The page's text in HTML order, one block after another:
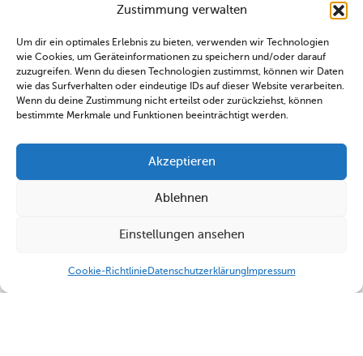
Zustimmung verwalten
Um dir ein optimales Erlebnis zu bieten, verwenden wir Technologien
wie Cookies, um Geräteinformationen zu speichern und/oder darauf
zuzugreifen. Wenn du diesen Technologien zustimmst, können wir Daten
wie das Surfverhalten oder eindeutige IDs auf dieser Website verarbeiten.
Wenn du deine Zustimmung nicht erteilst oder zurückziehst, können
bestimmte Merkmale und Funktionen beeinträchtigt werden.
Akzeptieren
Ablehnen
Einstellungen ansehen
Cookie-RichtlinieDatenschutzerklärungImpressum